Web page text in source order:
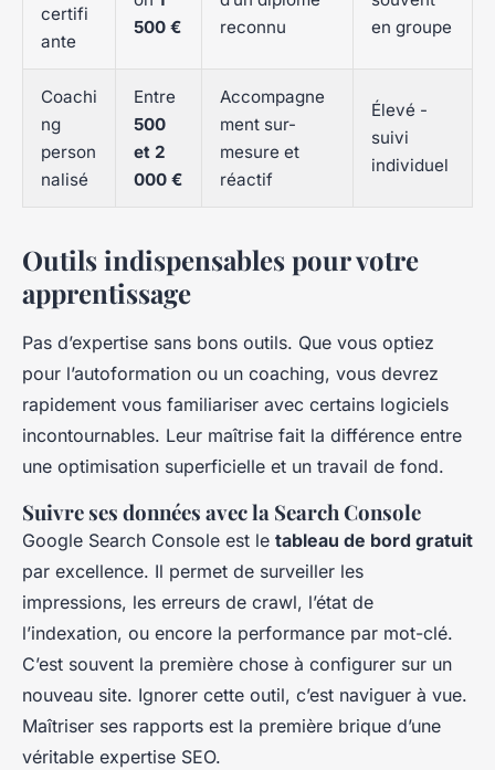
certifi
ante
500 €
reconnu
en groupe
Coachi
ng
person
nalisé
Entre
500
et 2
000 €
Accompagne
ment sur-
mesure et
réactif
Élevé -
suivi
individuel
Outils indispensables pour votre
apprentissage
Pas d’expertise sans bons outils. Que vous optiez
pour l’autoformation ou un coaching, vous devrez
rapidement vous familiariser avec certains logiciels
incontournables. Leur maîtrise fait la différence entre
une optimisation superficielle et un travail de fond.
Suivre ses données avec la Search Console
Google Search Console est le tableau de bord gratuit
par excellence. Il permet de surveiller les
impressions, les erreurs de crawl, l’état de
l’indexation, ou encore la performance par mot-clé.
C’est souvent la première chose à configurer sur un
nouveau site. Ignorer cette outil, c’est naviguer à vue.
Maîtriser ses rapports est la première brique d’une
véritable expertise SEO.